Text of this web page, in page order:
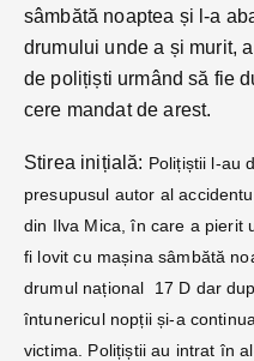
sâmbătă noaptea și l-a
drumului unde a și murit,
de polițiști urmând să fie
cere mandat de arest.
Stirea inițială: Polițiștii l-au
presupusul autor al
din Ilva Mica, în care a pierit
fi lovit cu mașina sâmbătă
drumul național 17 D dar
întunericul nopții și-a
victima. Polițiștii au intrat în